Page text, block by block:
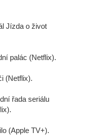
Jízda o život
palác (Netflix).
(Netflix).
řada seriálu
(Apple TV+).